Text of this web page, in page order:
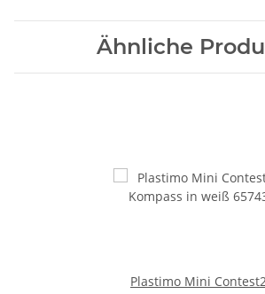
Ähnliche
Plastimo Mini